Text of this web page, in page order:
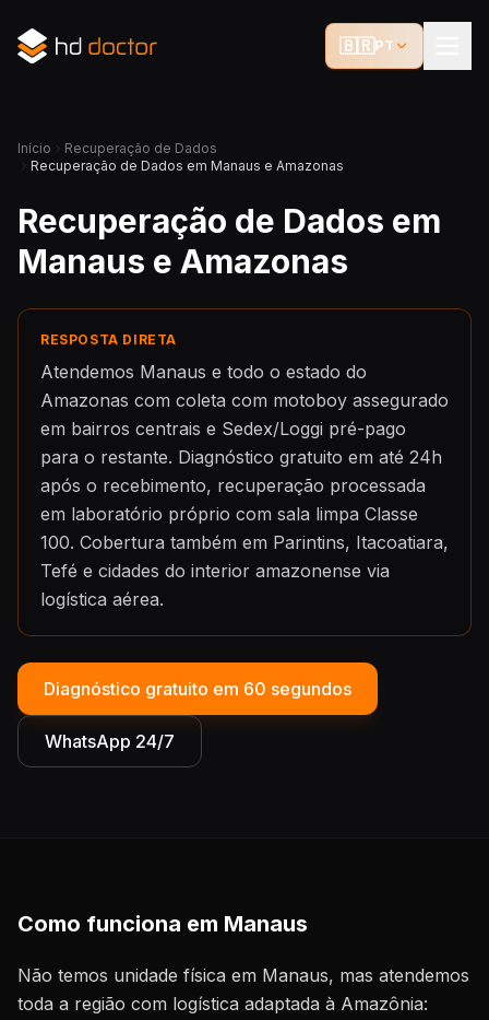
🇧🇷 PT
Início
Recuperação de Dados
Recuperação de Dados em Manaus e Amazonas
Recuperação de Dados em
Manaus e Amazonas
RESPOSTA DIRETA
Atendemos Manaus e todo o estado do
Amazonas com coleta com motoboy assegurado
em bairros centrais e Sedex/Loggi pré-pago
para o restante. Diagnóstico gratuito em até 24h
após o recebimento, recuperação processada
em laboratório próprio com sala limpa Classe
100. Cobertura também em Parintins, Itacoatiara,
Tefé e cidades do interior amazonense via
logística aérea.
Diagnóstico gratuito em 60 segundos
WhatsApp 24/7
Como funciona em Manaus
Não temos unidade física em Manaus, mas atendemos
toda a região com logística adaptada à Amazônia: